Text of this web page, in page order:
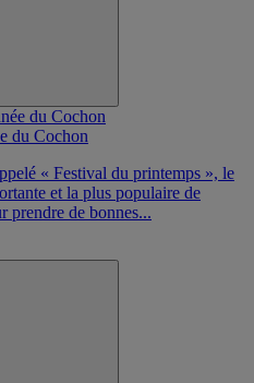
du Cochon
« Festival du printemps », le
et la plus populaire de
prendre de bonnes...